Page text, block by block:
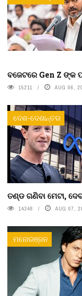
ବଜେଟରେ Gen Z ଙ୍କ
15211 AUG 06,
ଦେଶ-ଦେଶାନ୍ତର
ତଣ୍ଡ ଗଣିବା ମେଟା,
14348 AUG 07,
ମନୋରଞ୍ଜନ